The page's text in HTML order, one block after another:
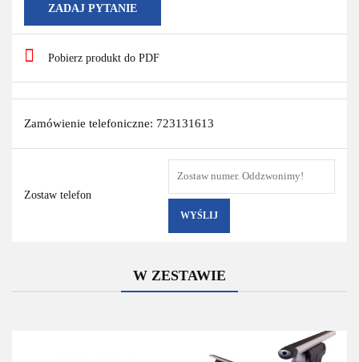
ZADAJ PYTANIE
Pobierz produkt do PDF
Zamówienie telefoniczne: 723131613
Zostaw telefon
WYŚLIJ
W ZESTAWIE